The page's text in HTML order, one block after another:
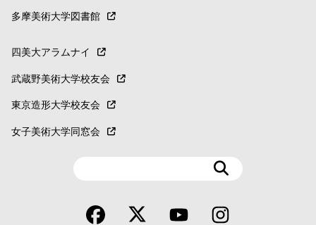
多摩美術大学図書館
四美大アラムナイ
武蔵野美術大学校友会
東京造形大学校友会
女子美術大学同窓会